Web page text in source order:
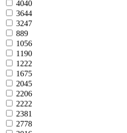
4040
3644
3247
889
1056
1190
1222
1675
2045
2206
2222
2381
2778